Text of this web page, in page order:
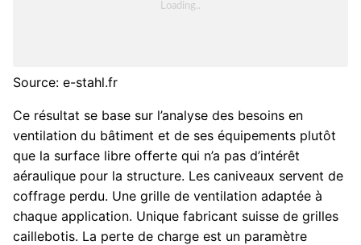
Source: e-stahl.fr
Ce résultat se base sur l’analyse des besoins en
ventilation du bâtiment et de ses équipements plutôt
que la surface libre offerte qui n’a pas d’intérêt
aéraulique pour la structure. Les caniveaux servent de
coffrage perdu. Une grille de ventilation adaptée à
chaque application. Unique fabricant suisse de grilles
caillebotis. La perte de charge est un paramètre